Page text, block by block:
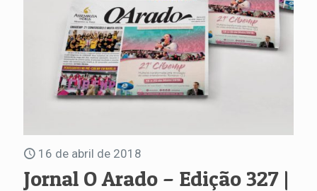
16 de abril de 2018
Jornal O Arado – Edição 327 |